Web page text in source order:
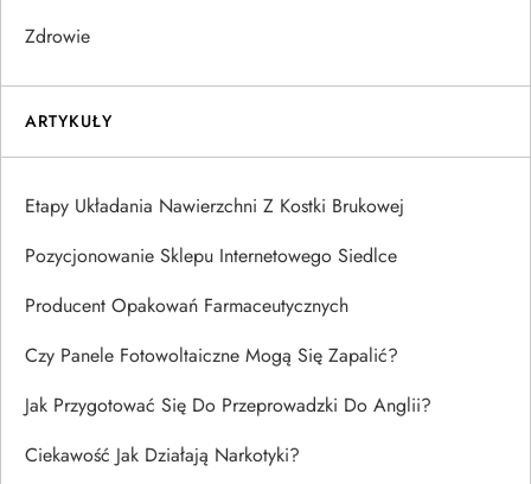
Zdrowie
ARTYKUŁY
Etapy Układania Nawierzchni Z Kostki Brukowej
Pozycjonowanie Sklepu Internetowego Siedlce
Producent Opakowań Farmaceutycznych
Czy Panele Fotowoltaiczne Mogą Się Zapalić?
Jak Przygotować Się Do Przeprowadzki Do Anglii?
Ciekawość Jak Działają Narkotyki?